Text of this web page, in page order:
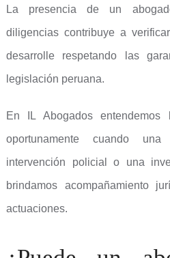
La presencia de un
diligencias contribuye a
desarrolle respetando las
legislación peruana.
En IL Abogados
oportunamente cuando
intervención policial o una
brindamos acompañamiento
actuaciones.